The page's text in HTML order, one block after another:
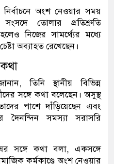
অংশ নেওয়ার সময়
সংসদে তোলার প্রতিশ্রুতি
নিজের সামর্থ্যের মধ্যে
অব্যাহত রেখেছেন।
তিনি স্থানীয় বিভিন্ন
সঙ্গে কথা বলেছেন। অসুস্থ
পাশে দাঁড়িয়েছেন এবং
দৈনন্দিন সমস্যা সরাসরি
সঙ্গে কথা বলা, একসঙ্গে
কর্মকাণ্ডে অংশ নেওয়ার